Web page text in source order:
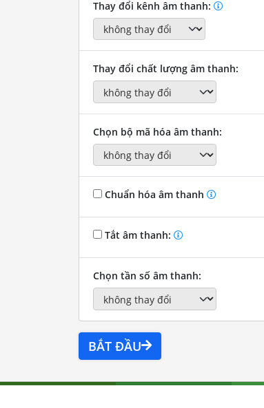
Thay đổi kênh âm thanh:
Thay đổi chất lượng âm thanh:
Chọn bộ mã hóa âm thanh:
Chuẩn hóa âm thanh
Tắt âm thanh:
Chọn tần số âm thanh:
BẮT ĐẦU